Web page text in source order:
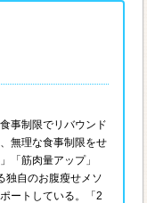
事制限でリバウンド
無理な食事制限をせ
「筋肉量アップ」
独自のお腹瘦せメソ
ートしている。「2